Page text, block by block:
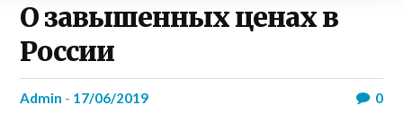
О завышенных ценах в
России
admin - 17/06/2019 0